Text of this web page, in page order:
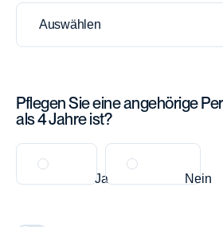
Pflegen Sie eine angehörige
als 4 Jahre ist?
Ja Nein